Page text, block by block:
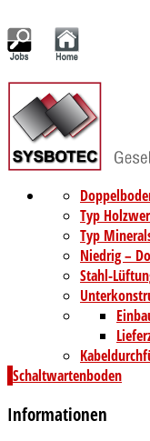
Typ
Typ
Niedrig –
Stahl-
Schaltwartenboden
Informationen